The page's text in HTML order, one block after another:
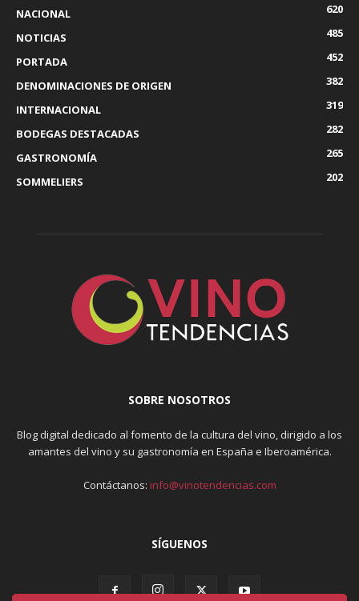
NACIONAL
620
NOTICIAS
485
PORTADA
452
DENOMINACIONES DE ORIGEN
382
INTERNACIONAL
319
BODEGAS DESTACADAS
282
GASTRONOMÍA
265
SOMMELIERS
202
SOBRE NOSOTROS
Blog digital dedicado al fomento de la cultura del vino, dirigido a los
amantes del vino y su gastronomía en España e Iberoamérica.
Contáctanos: info@vinotendencias.com
SÍGUENOS